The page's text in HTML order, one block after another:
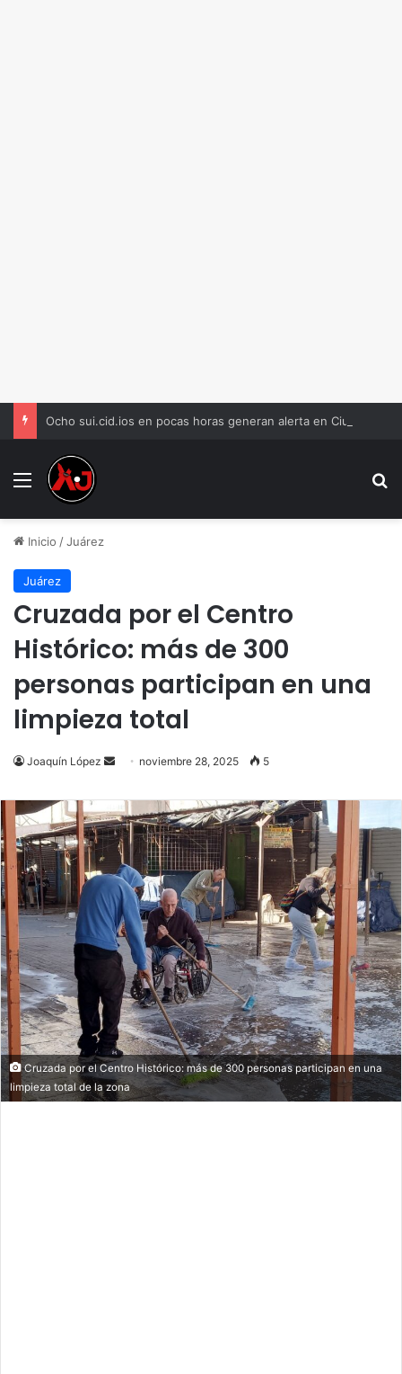
Menu
Inicio /Juárez
Juárez
Cruzada por el Centro
Histórico: más de 300
personas participan en una
limpieza total
Joaquín López
Send
email
noviembre 28, 2025 5
Cruzada por el Centro Histórico: más de 300 personas participan en una
limpieza total de la zona